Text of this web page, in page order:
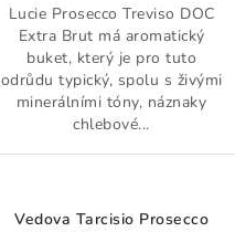
Lucie Prosecco Treviso DOC
Extra Brut má aromatický
buket, který je pro tuto
odrůdu typický, spolu s živými
minerálními tóny, náznaky
chlebové...
Vedova Tarcisio Prosecco